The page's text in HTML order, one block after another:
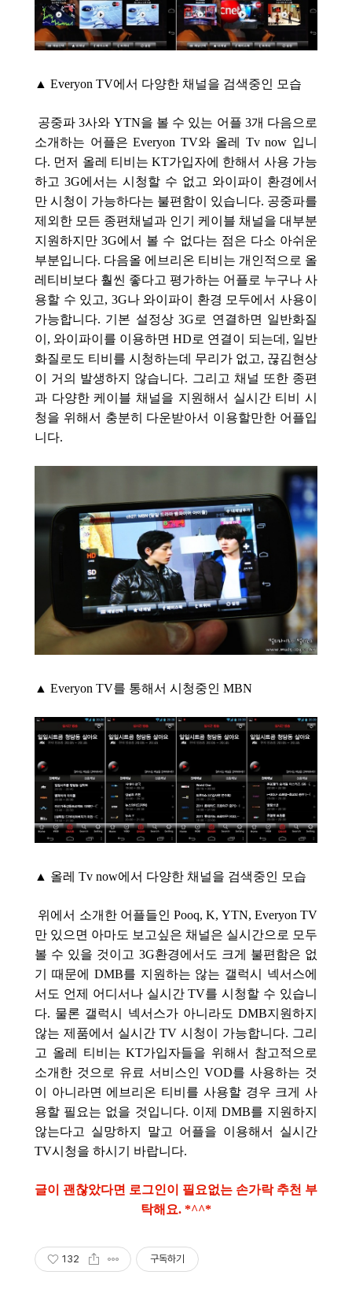
▲ Everyon TV에서 다양한 채널을 검색중인 모습
공중파 3사와 YTN을 볼 수 있는 어플 3개 다음으로
소개하는 어플은 Everyon TV와 올레 Tv now 입니
다. 먼저 올레 티비는 KT가입자에 한해서 사용 가능
하고 3G에서는 시청할 수 없고 와이파이 환경에서
만 시청이 가능하다는 불편함이 있습니다. 공중파를
제외한 모든 종편채널과 인기 케이블 채널을 대부분
지원하지만 3G에서 볼 수 없다는 점은 다소 아쉬운
부분입니다. 다음올 에브리온 티비는 개인적으로 올
레티비보다 훨씬 좋다고 평가하는 어플로 누구나 사
용할 수 있고, 3G나 와이파이 환경 모두에서 사용이
가능합니다. 기본 설정상 3G로 연결하면 일반화질
이, 와이파이를 이용하면 HD로 연결이 되는데, 일반
화질로도 티비를 시청하는데 무리가 없고, 끊김현상
이 거의 발생하지 않습니다. 그리고 채널 또한 종편
과 다양한 케이블 채널을 지원해서 실시간 티비 시
청을 위해서 충분히 다운받아서 이용할만한 어플입
니다.
▲ Everyon TV를 통해서 시청중인 MBN
▲ 올레 Tv now에서 다양한 채널을 검색중인 모습
위에서 소개한 어플들인 Pooq, K, YTN, Everyon TV
만 있으면 아마도 보고싶은 채널은 실시간으로 모두
볼 수 있을 것이고 3G환경에서도 크게 불편함은 없
기 때문에 DMB를 지원하는 않는 갤럭시 넥서스에
서도 언제 어디서나 실시간 TV를 시청할 수 있습니
다. 물론 갤럭시 넥서스가 아니라도 DMB지원하지
않는 제품에서 실시간 TV 시청이 가능합니다. 그리
고 올레 티비는 KT가입자들을 위해서 참고적으로
소개한 것으로 유료 서비스인 VOD를 사용하는 것
이 아니라면 에브리온 티비를 사용할 경우 크게 사
용할 필요는 없을 것입니다. 이제 DMB를 지원하지
않는다고 실망하지 말고 어플을 이용해서 실시간
TV시청을 하시기 바랍니다.
글이 괜찮았다면 로그인이 필요없는 손가락 추천 부
탁해요. *^^*
132 구독하기